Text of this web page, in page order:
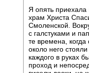
Я опять
храм Христа
Смоленской.
с галстуками и
те времена,
около него
каждого в руках
проход и